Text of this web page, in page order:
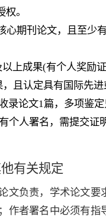
权。
心期刊论文，且至少
以上成果(有个人奖励
且认定具有国际先
录论文1篇，多项鉴定
有个人署名，需提交证
有关规定
文负责，学术论文要
； 作者署名中必须有指